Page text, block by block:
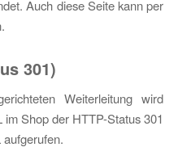
Auch diese Seite kann per
301)
Weiterleitung wird
Shop der HTTP-Status 301